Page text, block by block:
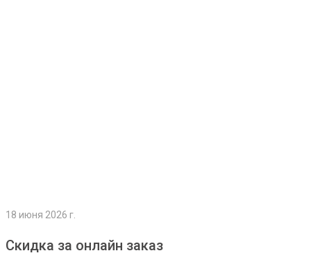
18 июня 2026 г.
Скидка за онлайн заказ